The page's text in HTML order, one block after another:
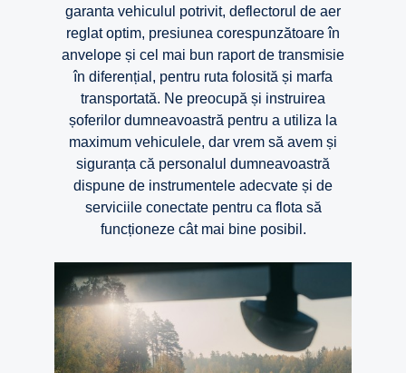
garanta vehiculul potrivit, deflectorul de aer
reglat optim, presiunea corespunzătoare în
anvelope și cel mai bun raport de transmisie
în diferențial, pentru ruta folosită și marfa
transportată. Ne preocupă și instruirea
șoferilor dumneavoastră pentru a utiliza la
maximum vehiculele, dar vrem să avem și
siguranța că personalul dumneavoastră
dispune de instrumentele adecvate și de
serviciile conectate pentru ca flota să
funcționeze cât mai bine posibil.